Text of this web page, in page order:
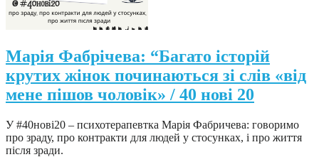
Марія Фабрічева: “Багато історій
крутих жінок починаються зі слів «від
мене пішов чоловік» / 40 нові 20
У #40нові20 – психотерапевтка Марія Фабричева: говоримо
про зраду, про контракти для людей у стосунках, і про життя
після зради.